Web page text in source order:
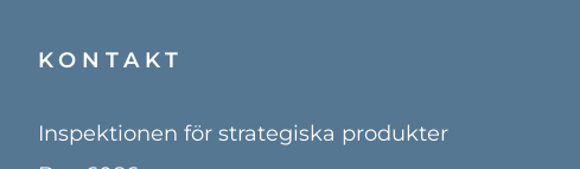
KONTAKT
Inspektionen för strategiska produkter